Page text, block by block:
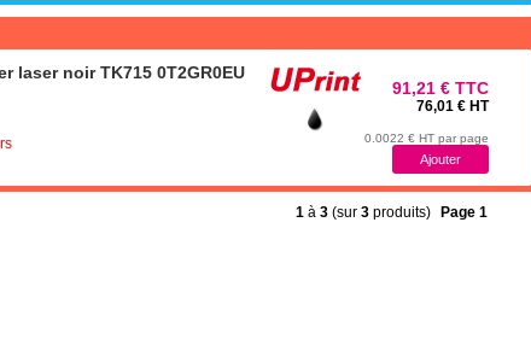
laser noir TK715 0T2GR0EU
91,21 € TTC
76,01 € HT
0.0022 € HT par page
1 à 3 (sur 3 produits) Page 1